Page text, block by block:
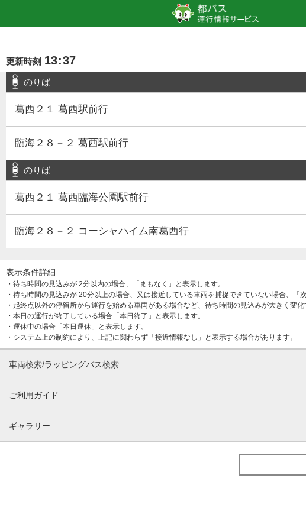
更新時刻 13:37
のりば
葛西２１ 葛西駅前行
臨海２８－２ 葛西駅前行
のりば
葛西２１ 葛西臨海公園駅前行
臨海２８－２ コーシャハイム南葛西行
表示条件詳細
・待ち時間の見込みが 2分以内の場合、「まもなく」と表示します。
・待ち時間の見込みが 20分以上の場合、又は接近している車両を捕捉できていない場合、「
・起終点以外の停留所から運行を始める車両がある場合など、待ち時間の見込みが大きく変化
・本日の運行が終了している場合「本日終了」と表示します。
・運休中の場合「本日運休」と表示します。
・システム上の制約により、上記に関わらず「接近情報なし」と表示する場合があります。
車両検索/ラッピングバス検索
ご利用ガイド
ギャラリー